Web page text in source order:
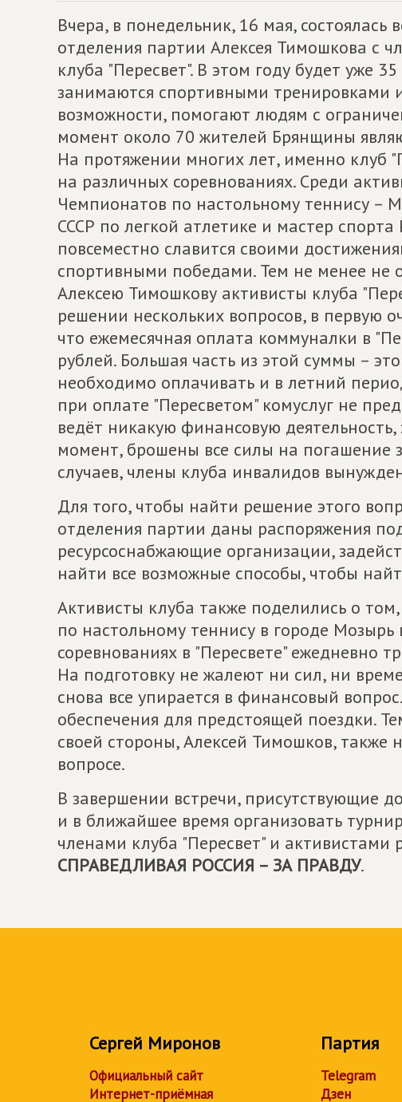
Вчера, в понедельник, 16 мая, состоялась
отделения партии Алексея Тимошкова с
клуба "Пересвет". В этом году будет уже
занимаются спортивными тренировками
возможности, помогают людям с
момент около 70 жителей Брянщины
На протяжении многих лет, именно клуб
на различных соревнованиях. Среди
Чемпионатов по настольному теннису –
СССР по легкой атлетике и мастер
повсеместно славится своими
спортивными победами. Тем не менее не
Алексею Тимошкову активисты клуба
решении нескольких вопросов, в первую
что ежемесячная оплата коммуналки в
рублей. Большая часть из этой суммы –
необходимо оплачивать и в летний
при оплате "Пересветом" комуслуг не
ведёт никакую финансовую
момент, брошены все силы на погашение
случаев, члены клуба инвалидов
Для того, чтобы найти решение этого
отделения партии даны распоряжения
ресурсоснабжающие организации,
найти все возможные способы, чтобы
Активисты клуба также поделились о
по настольному теннису в городе
соревнованиях в "Пересвете" ежедневно
На подготовку не жалеют ни сил, ни
снова все упирается в финансовый
обеспечения для предстоящей поездки.
своей стороны, Алексей Тимошков, также
вопросе.
В завершении встречи, присутствующие
и в ближайшее время организовать
членами клуба "Пересвет" и активистами
СПРАВЕДЛИВАЯ РОССИЯ – ЗА ПРАВДУ.
Сергей Миронов
Официальный сайт
Интернет-приёмная
Партия
Telegram
Дзен